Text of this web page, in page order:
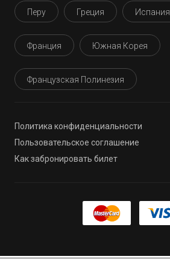
Перу Греция Испания
Франция Южная Корея
Французская Полинезия
Политика конфиденциальности
Пользовательское соглашение
Как забронировать билет